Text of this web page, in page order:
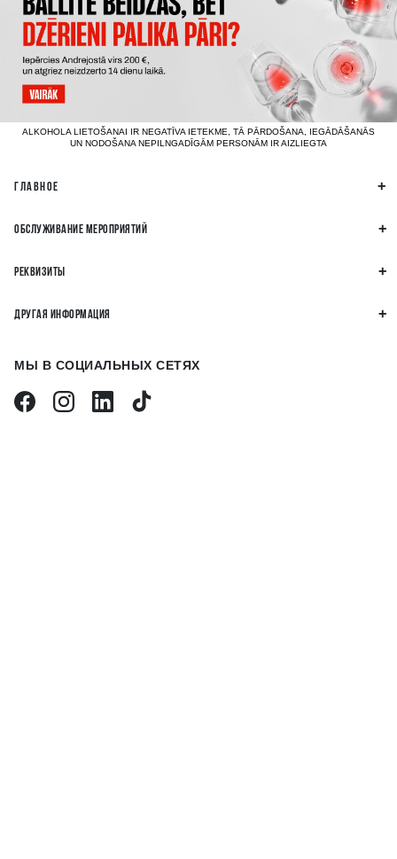
ALKOHOLA LIETOŠANAI IR NEGATĪVA IETEKME, TĀ PĀRDOŠANA, IEGĀDĀŠANĀS
UN NODOŠANA NEPILNGADĪGĀM PERSONĀM IR AIZLIEGTA
ГЛАВНОЕ
ОБСЛУЖИВАНИЕ МЕРОПРИЯТИЙ
РЕКВИЗИТЫ
ДРУГАЯ ИНФОРМАЦИЯ
МЫ В СОЦИАЛЬНЫХ СЕТЯХ